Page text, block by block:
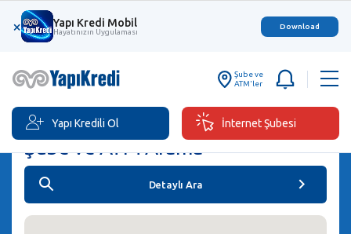
× Yapı Kredi Mobil
Hayatınızın Uygulaması
Download
Şube ve
ATM'ler
Yapı Kredili Ol İnternet Şubesi
Şube ve ATM Arama
Detaylı Ara